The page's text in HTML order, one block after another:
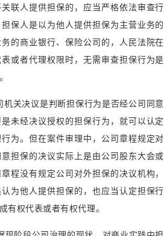
联人提供担保的，应当严格依法审查行
保人是以为他人提供担保为主营业务的
的商业银行、保险公司的，人民法院在
或者代理权限时，无需审查担保行为是
机关决议是判断担保行为是否经公司同意
未经决议授权的担保行为，就可以认定
为。但在案件审理中，公司章程规定对
担保的决议实际上是由公司股东大会或
程没有规定公司对外担保的决议机构，
为他人提供担保的，也应当认定担保行
有权代表或者有权代理。